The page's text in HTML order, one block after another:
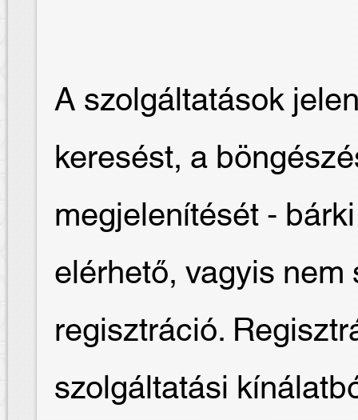
A szolgáltatások
keresést, a
megjelenítését -
elérhető, vagyis
regisztráció.
szolgáltatási